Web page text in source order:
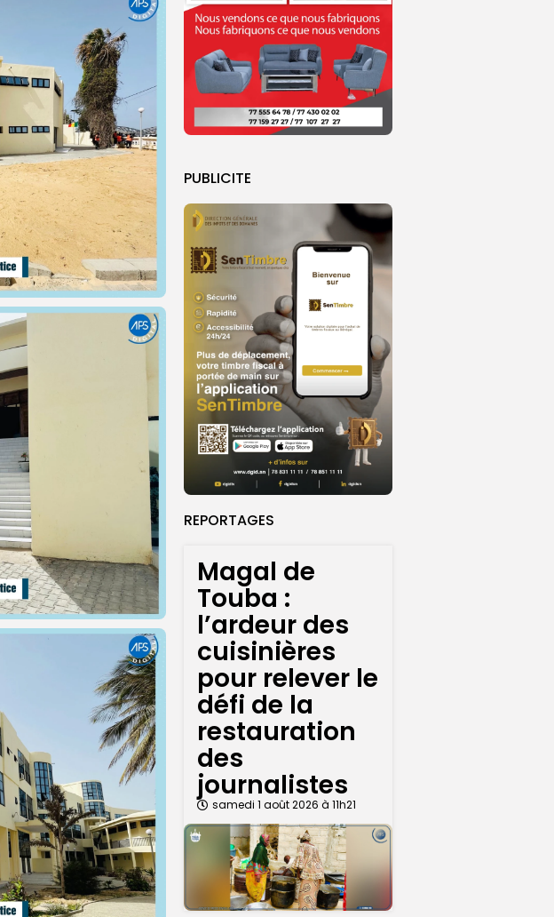
PUBLICITE
REPORTAGES
Magal de
Touba :
l’ardeur des
cuisinières
pour relever le
défi de la
restauration
des
journalistes
samedi 1 août 2026 à 11h21